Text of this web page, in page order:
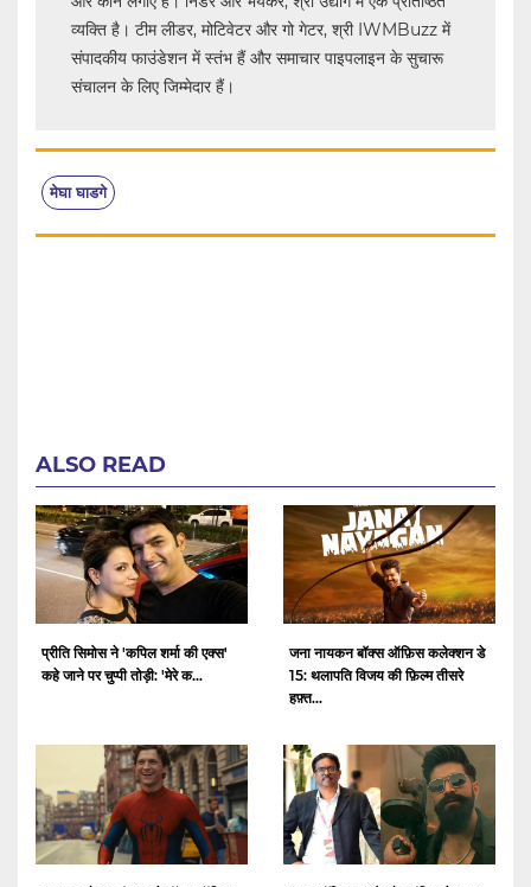
व्यक्ति है। टीम लीडर, मोटिवेटर और गो गेटर, श्री IWMBuzz में
संपादकीय फाउंडेशन में स्तंभ हैं और समाचार पाइपलाइन के सुचारू
संचालन के लिए जिम्मेदार हैं।
मेघा घाडगे
ALSO READ
प्रीति सिमोस ने 'कपिल शर्मा की एक्स'
कहे जाने पर चुप्पी तोड़ी: 'मेरे क...
जना नायकन बॉक्स ऑफ़िस कलेक्शन डे
15: थलापति विजय की फ़िल्म तीसरे
हफ़्त...